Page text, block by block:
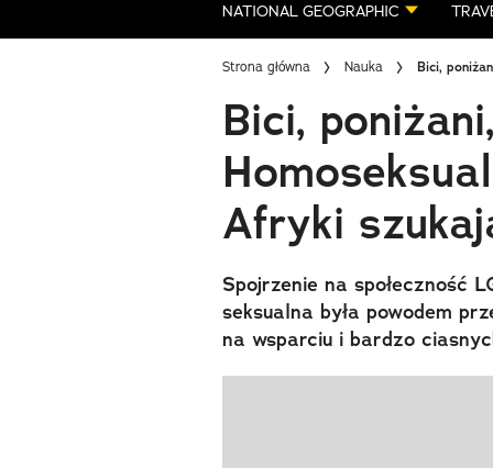
NATIONAL GEOGRAPHIC
Strona główna Nauka Bici,
Bici,
Afryki
Spojrzenie na społeczność
seksualna była powodem
na wsparciu i bardzo